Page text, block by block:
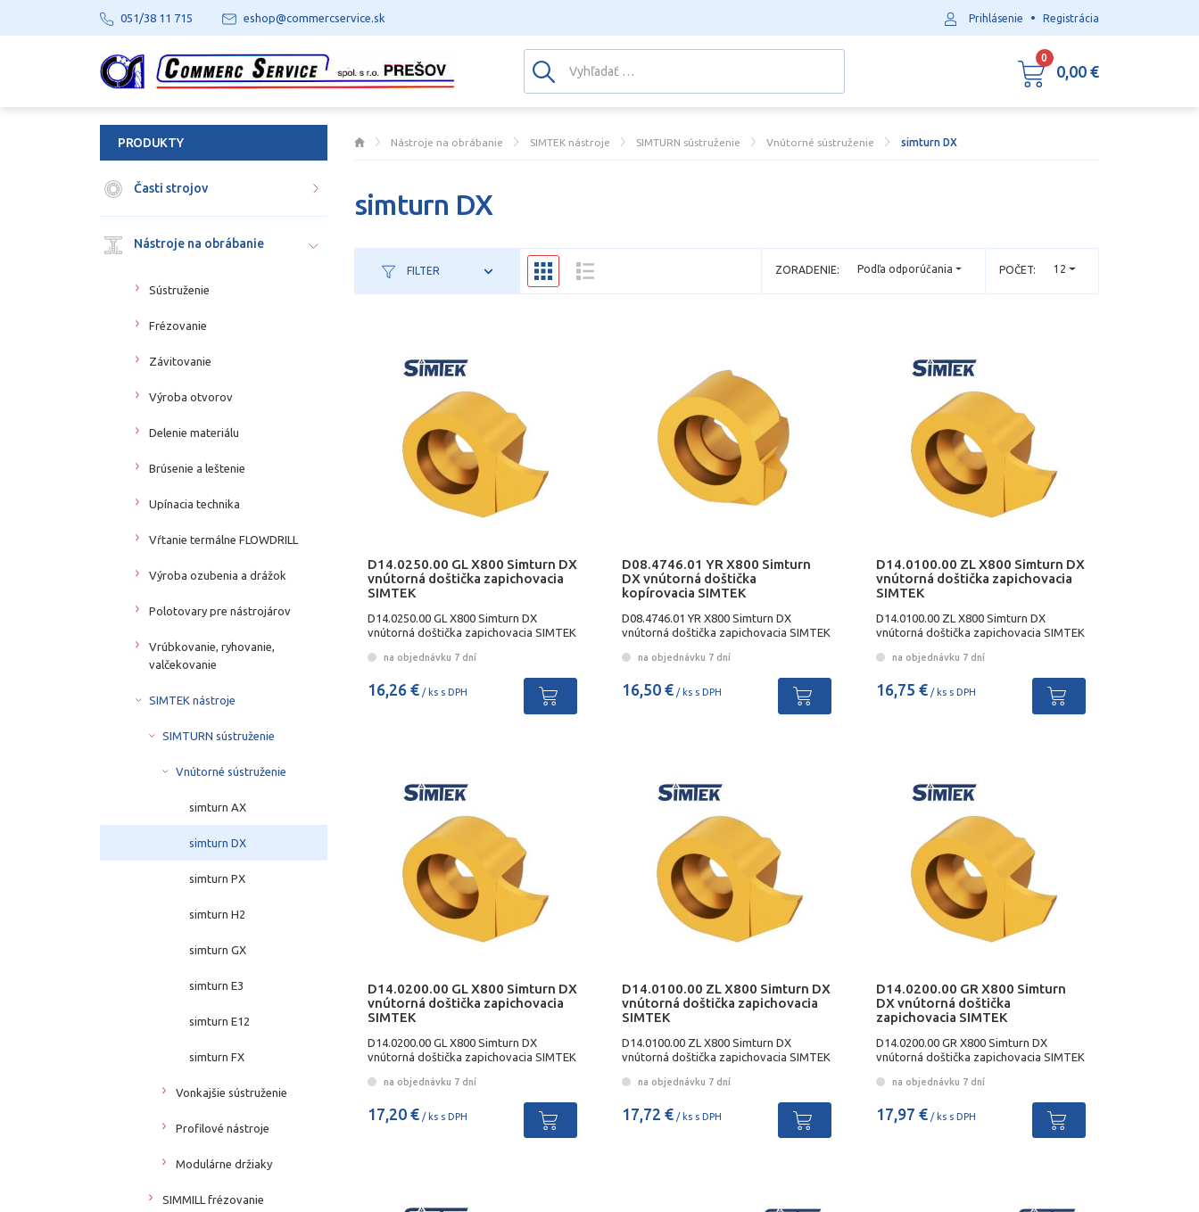
Nástroje na obrábanie SIMTEK nástroje SIMTURN sústruženie Vnútorné sústruženie simturn DX
simturn DX
FILTER POČET: 12
ZORADENIE: Podľa odporúčania
D14.0250.00 GL X800 Simturn DX
vnútorná doštička zapichovacia
SIMTEK
D14.0250.00 GL X800 Simturn DX
vnútorná doštička zapichovacia SIMTEK
na objednávku 7 dní
16,26 € / ks s DPH
D08.4746.01 YR X800 Simturn
DX vnútorná doštička
kopírovacia SIMTEK
D08.4746.01 YR X800 Simturn DX
vnútorná doštička zapichovacia SIMTEK
na objednávku 7 dní
16,50 €/ ks s DPH
D14.0100.00 ZL X800 Simturn DX
vnútorná doštička zapichovacia
SIMTEK
D14.0100.00 ZL X800 Simturn DX
vnútorná doštička zapichovacia SIMTEK
na objednávku 7 dní
16,75 €/ ks s DPH
D14.0200.00 GL X800 Simturn DX
vnútorná doštička zapichovacia
SIMTEK
D14.0200.00 GL X800 Simturn DX
vnútorná doštička zapichovacia SIMTEK
na objednávku 7 dní
17,20 € / ks s DPH
D14.0100.00 ZL X800 Simturn DX
vnútorná doštička zapichovacia
SIMTEK
D14.0100.00 ZL X800 Simturn DX
vnútorná doštička zapichovacia SIMTEK
na objednávku 7 dní
17,72 €/ ks s DPH
D14.0200.00 GR X800 Simturn
DX vnútorná doštička
zapichovacia SIMTEK
D14.0200.00 GR X800 Simturn DX
vnútorná doštička zapichovacia SIMTEK
na objednávku 7 dní
17,97 €/ ks s DPH
PRODUKTY
Časti strojov
Nástroje na obrábanie
Sústruženie
Frézovanie
Závitovanie
Výroba otvorov
Delenie materiálu
Brúsenie a leštenie
Upínacia technika
Vŕtanie termálne FLOWDRILL
Výroba ozubenia a drážok
Polotovary pre nástrojárov
Vrúbkovanie, ryhovanie,
valčekovanie
SIMTEK nástroje
SIMTURN sústruženie
Vnútorné sústruženie
simturn AX
simturn DX
simturn PX
simturn H2
simturn GX
simturn E3
simturn E12
simturn FX
Vonkajšie sústruženie
Profilové nástroje
Modulárne držiaky
SIMMILL frézovanie
051/38 11 715 eshop@commercservice.sk Prihlásenie • Registrácia
0
0,00 €